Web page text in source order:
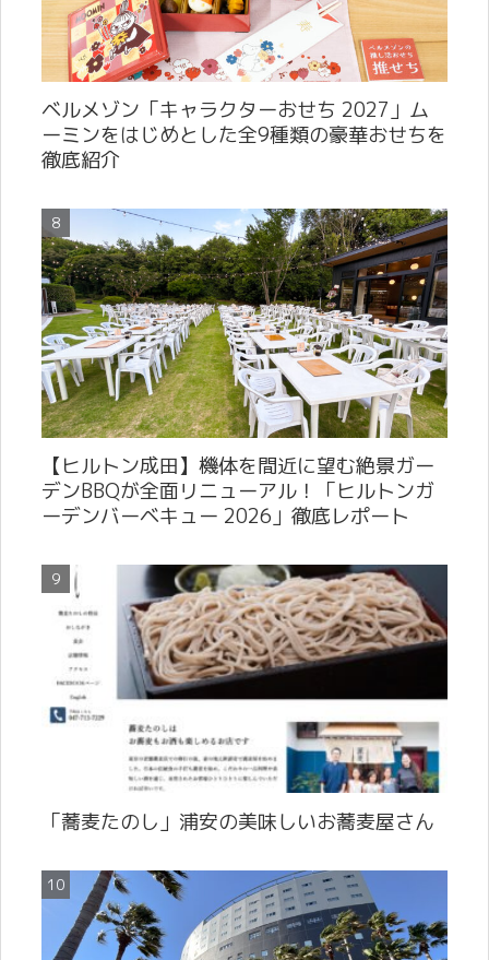
ベルメゾン「キャラクターおせち 2027」ム
ーミンをはじめとした全9種類の豪華おせちを
徹底紹介
【ヒルトン成田】機体を間近に望む絶景ガー
デンBBQが全面リニューアル！「ヒルトンガ
ーデンバーベキュー 2026」徹底レポート
「蕎麦たのし」浦安の美味しいお蕎麦屋さん